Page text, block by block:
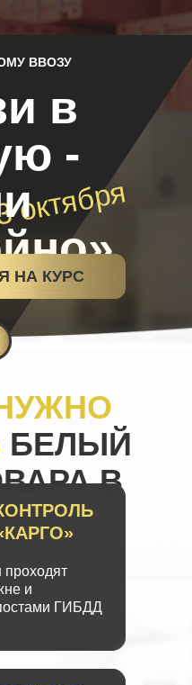
ВВОЗУ
октября
в
-
НА КУРС
БЕЛЫЙ
В
и
ГИБДД